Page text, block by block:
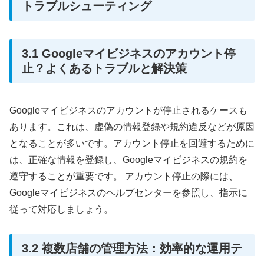
トラブルシューティング
3.1 Googleマイビジネスのアカウント停
止？よくあるトラブルと解決策
Googleマイビジネスのアカウントが停止されるケースも
あります。これは、虚偽の情報登録や規約違反などが原因
となることが多いです。アカウント停止を回避するために
は、正確な情報を登録し、Googleマイビジネスの規約を
遵守することが重要です。 アカウント停止の際には、
Googleマイビジネスのヘルプセンターを参照し、指示に
従って対応しましょう。
3.2 複数店舗の管理方法：効率的な運用テ